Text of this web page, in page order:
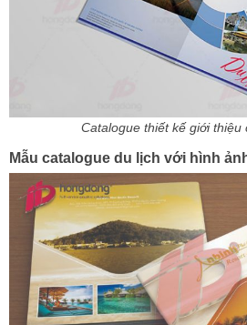
Catalogue thiết kế giới thiệu
Mẫu catalogue du lịch với hình